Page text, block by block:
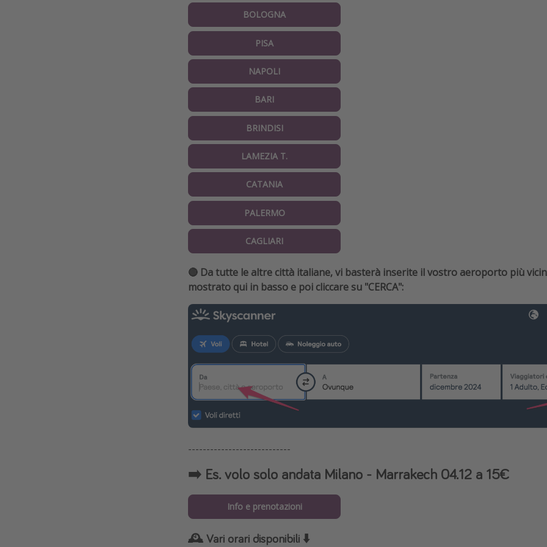
BOLOGNA
PISA
NAPOLI
BARI
BRINDISI
LAMEZIA T.
CATANIA
PALERMO
CAGLIARI
🔴 Da tutte le altre città italiane, vi basterà inserite il vostro aeroporto più
mostrato qui in basso e poi cliccare su "CERCA":
----------------------------
➡️ Es. volo solo andata Milano - Marrakech 04.12 a 15€
Info e prenotazioni
🕰️ Vari orari disponibili ⬇️